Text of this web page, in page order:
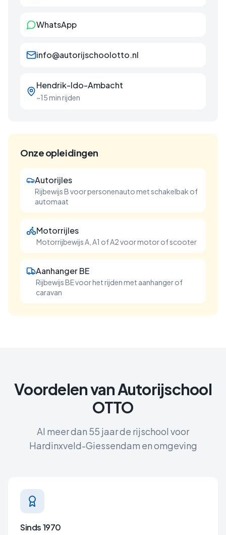
WhatsApp
info@autorijschoolotto.nl
Hendrik-Ido-Ambacht
~15 min rijden
Onze opleidingen
Autorijles
Rijbewijs B voor personenauto met schakelbak of
automaat
Motorrijles
Motorrijbewijs A, A1 of A2 voor motor of scooter
Aanhanger BE
Rijbewijs BE voor het rijden met aanhanger of
caravan
Voordelen van Autorijschool
OTTO
Al meer dan 55 jaar de rijschool voor
Hardinxveld-Giessendam en omgeving
Sinds 1970